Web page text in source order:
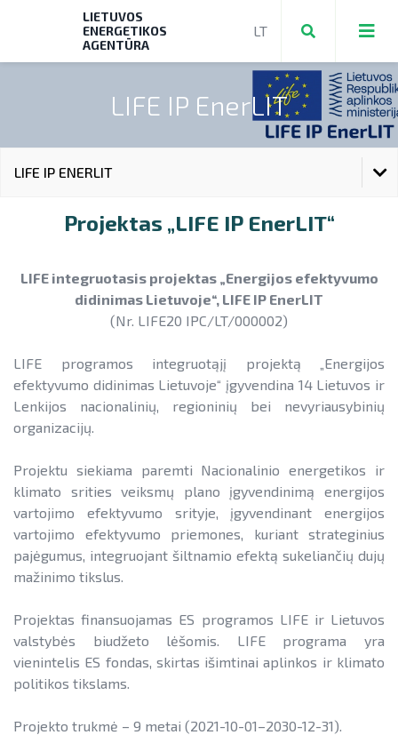
Teikti ir valdyti paraiškas bei mokėjimo
► PRIVAČIŲ ELEKTROMOBILIŲ ĮKROVIMO
► KATILŲ KEITIMAS
► PARAMA ENERGIJOS KAUPIMO
► PARAMA SAULĖS ELEKTRINĖMS
SAUSUMOJE
AIE plėtros galimybių žemėlapis
energijos kaupimo įrenginių kainos
Energetikos bendrijos
Jūrinės vėjo energetikos plėtra
AEI transporte
Informacija apie AEI sistemas ir
įrenginius
AIE gamybos įrenginių montuotojų
Savivaldybių AIE naudojimo plėtros
veiksmų planai
įrengti ant stogo
NENS įgyvendinimo stebėsena
NEKS veiksmų plano įgyvendinimo
stebėsena
Elektros energetikos sektorius
Gamtinių dujų sektorius
Kelių transporto sektorius
Šilumos energijos ir biokuro sektorius
Informacija apie paslaugų teikimą
ENSMOV Plus
PA Energy
CompositeCircle
LEAPto11
StreamSAVEplus
»Projektų archyvas«
LIETUVOS
ENERGETIKOS
AGENTŪRA
LIFE IP EnerLIT
LIFE IP ENERLIT
LIFE IP ENERLIT
projekto tikslai
LIFE IP EnerLIT rinkos konsultacija
ENSMOV PLUS
PA ENERGY
COMPOSITECIRCLE
LEAPTO11
STREAMSAVEPLUS
»PROJEKTŲ ARCHYVAS«
Projektas „LIFE IP EnerLIT“
LIFE integruotasis projektas „Energijos efektyvumo
didinimas Lietuvoje“, LIFE IP EnerLIT
(Nr. LIFE20 IPC/LT/000002)
LIFE programos integruotąjį projektą „Energijos
efektyvumo didinimas Lietuvoje“ įgyvendina 14 Lietuvos ir
Lenkijos nacionalinių, regioninių bei nevyriausybinių
organizacijų.
Projektu siekiama paremti Nacionalinio energetikos ir
klimato srities veiksmų plano įgyvendinimą energijos
vartojimo efektyvumo srityje, įgyvendinant energijos
vartojimo efektyvumo priemones, kuriant strateginius
pajėgumus, integruojant šiltnamio efektą sukeliančių dujų
mažinimo tikslus.
Projektas finansuojamas ES programos LIFE ir Lietuvos
valstybės biudžeto lėšomis. LIFE programa yra
vienintelis ES fondas, skirtas išimtinai aplinkos ir klimato
politikos tikslams.
Projekto trukmė – 9 metai (2021-10-01–2030-12-31).